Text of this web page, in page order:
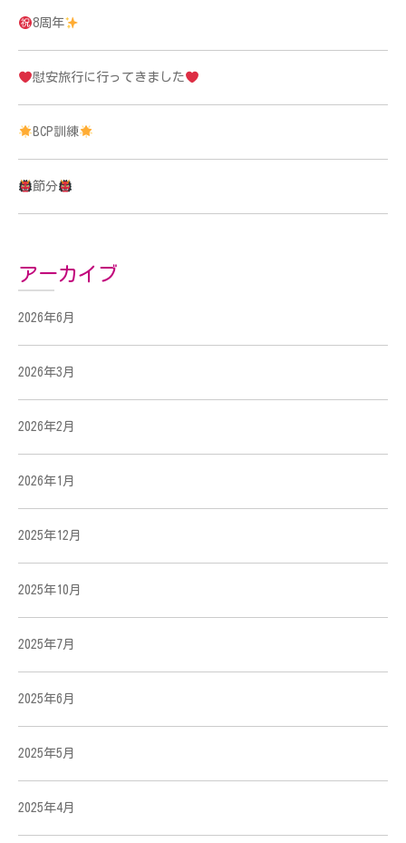
8周年
慰安旅行に行ってきました
BCP訓練
節分
アーカイブ
2026年6月
2026年3月
2026年2月
2026年1月
2025年12月
2025年10月
2025年7月
2025年6月
2025年5月
2025年4月